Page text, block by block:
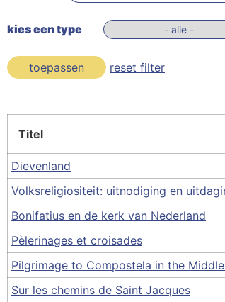
kies een type
toepassen reset filter
Titel
Dievenland
Volksreligiositeit: uitnodiging en
Bonifatius en de kerk van Nederland
Pèlerinages et croisades
Pilgrimage to Compostela in the
Sur les chemins de Saint Jacques